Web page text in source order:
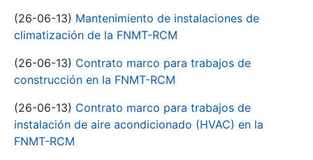
(26-06-13) Mantenimiento de instalaciones de
climatización de la FNMT-RCM
(26-06-13) Contrato marco para trabajos de
construcción en la FNMT-RCM
(26-06-13) Contrato marco para trabajos de
instalación de aire acondicionado (HVAC) en la
FNMT-RCM